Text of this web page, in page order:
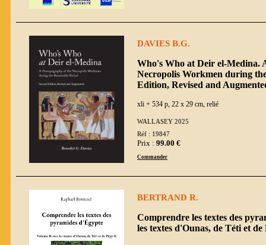
DAVIES B.G.
Who's Who at Deir el-Medina.
Necropolis Workmen during
Edition, Revised and
xli + 534 p, 22 x 29 cm, relié
WALLASEY 2025
Réf : 19847
Prix : 99.00 €
Commander
BERTRAND R.
Comprendre les textes des
les textes d'Ounas, de Téti et